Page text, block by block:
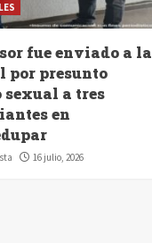
fue enviado a la
por presunto
sexual a tres
en
16 julio, 2026